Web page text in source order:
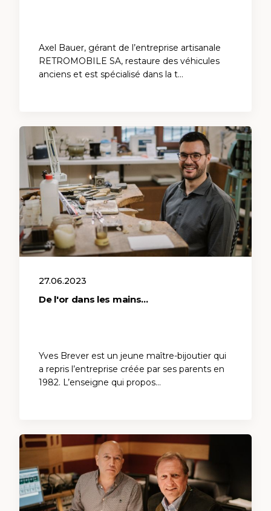
Axel Bauer, gérant de l’entreprise artisanale
RETROMOBILE SA, restaure des véhicules
anciens et est spécialisé dans la t…
27.06.2023
De l'or dans les mains...
Yves Brever est un jeune maître-bijoutier qui
a repris l’entreprise créée par ses parents en
1982. L’enseigne qui propos…